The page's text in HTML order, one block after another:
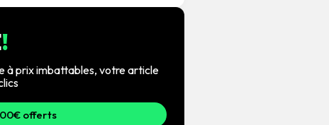
!
à prix imbattables, votre article
offerts